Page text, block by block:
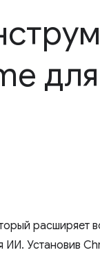
для
расширяет
ИИ. Установив